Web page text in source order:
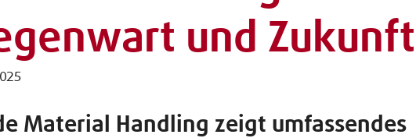
und Zukunft
Material Handling zeigt umfassendes